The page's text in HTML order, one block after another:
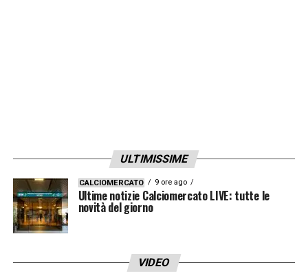
ULTIMISSIME
CALCIOMERCATO 9 ore ago
Ultime notizie Calciomercato LIVE: tutte le
novità del giorno
VIDEO